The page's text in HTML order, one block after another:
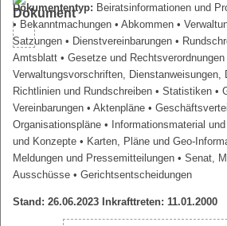
Dokumententyp: Beiratsinformationen und
• Bekanntmachungen • Abkommen •
Satzungen • Dienstvereinbarungen •
Amtsblatt • Gesetze und Rechtsverordnungen
Verwaltungsvorschriften, Dienstanweisungen,
Richtlinien und Rundschreiben • Statistiken •
Vereinbarungen • Aktenpläne •
Organisationspläne • Informationsmaterial
und Konzepte • Karten, Pläne und Geo-
Meldungen und Pressemitteilungen • Senat,
Ausschüsse • Gerichtsentscheidungen
Stand: 26.06.2023 Inkrafttreten: 11.01.2000